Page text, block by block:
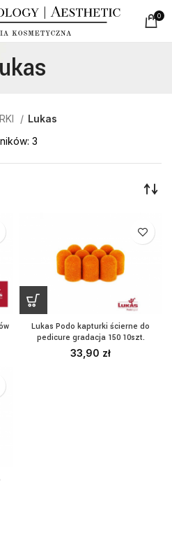
0
Lukas
3
Lukas Podo kapturki ścierne do
pedicure gradacja 150 10szt.
33,90 zł